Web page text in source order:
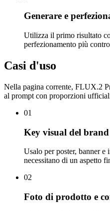
Generare e
Utilizza il primo risultato
perfezionamento più
Casi d'uso
Nella pagina corrente, FLUX.2
al prompt con proporzioni
01
Key visual del
Usalo per poster, banner e
necessitano di un aspetto
02
Foto di prodotto e